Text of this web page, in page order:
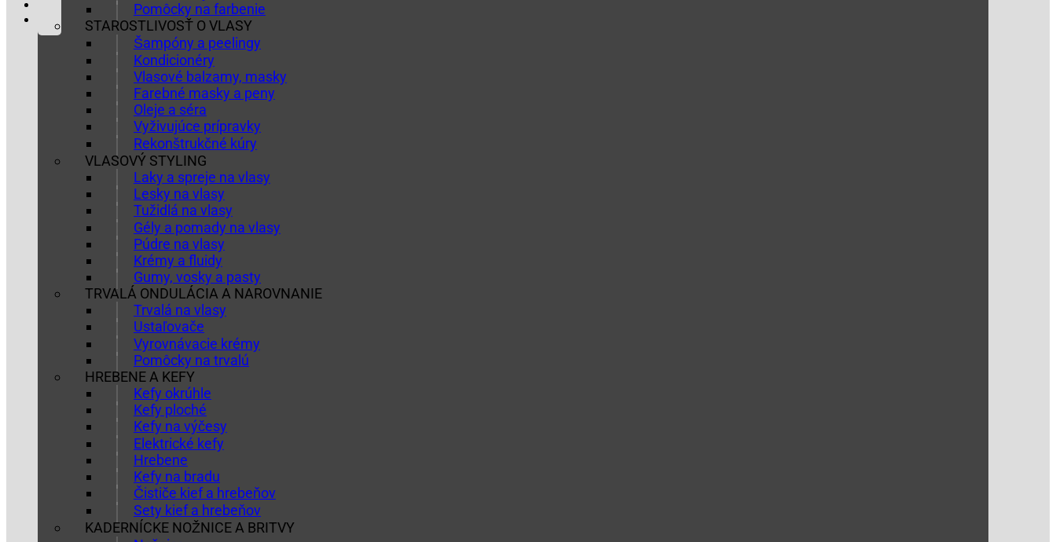
Pomôcky na farbenie
STAROSTLIVOSŤ O VLASY
Šampóny a peelingy
Kondicionéry
Vlasové balzamy, masky
Farebné masky a peny
Oleje a séra
Vyživujúce prípravky
Rekonštrukčné kúry
VLASOVÝ STYLING
Laky a spreje na vlasy
Lesky na vlasy
Tužidlá na vlasy
Gély a pomady na vlasy
Púdre na vlasy
Krémy a fluidy
Gumy, vosky a pasty
TRVALÁ ONDULÁCIA A NAROVNANIE
Trvalá na vlasy
Ustaľovače
Vyrovnávacie krémy
Pomôcky na trvalú
HREBENE A KEFY
Kefy okrúhle
Kefy ploché
Kefy na výčesy
Elektrické kefy
Hrebene
Kefy na bradu
Čističe kief a hrebeňov
Sety kief a hrebeňov
KADERNÍCKE NOŽNICE A BRITVY